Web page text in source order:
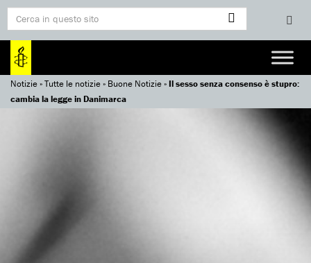
Notizie»Tutte le notizie» Buone Notizie»Il sesso senza consenso è stupro:
cambia la legge in Danimarca